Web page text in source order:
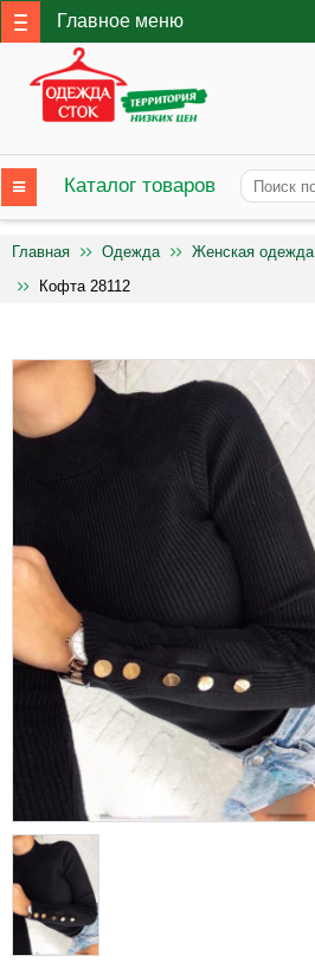
Главное меню
Каталог товаров
Главная Одежда Женская одежда
Кофта 28112